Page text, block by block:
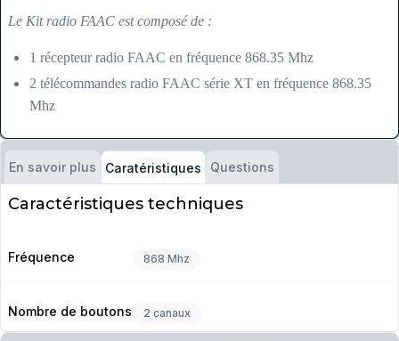
Le Kit radio FAAC est composé de :
1 récepteur radio FAAC en fréquence 868.35 Mhz
2 télécommandes radio FAAC série XT en fréquence 868.35
Mhz
En savoir plus Caratéristiques Questions
Caractéristiques techniques
Fréquence 868 Mhz
Nombre de boutons 2 canaux